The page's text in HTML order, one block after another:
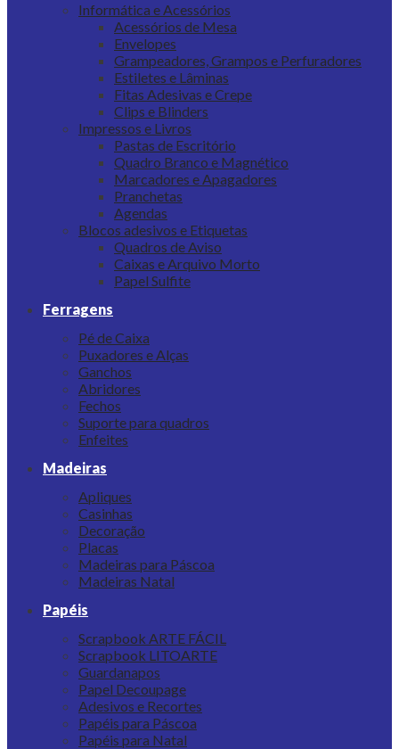
Informática e Acessórios
Acessórios de Mesa
Envelopes
Grampeadores, Grampos e Perfuradores
Estiletes e Lâminas
Fitas Adesivas e Crepe
Clips e Blinders
Impressos e Livros
Pastas de Escritório
Quadro Branco e Magnético
Marcadores e Apagadores
Pranchetas
Agendas
Blocos adesivos e Etiquetas
Quadros de Aviso
Caixas e Arquivo Morto
Papel Sulfite
Ferragens
Pé de Caixa
Puxadores e Alças
Ganchos
Abridores
Fechos
Suporte para quadros
Enfeites
Madeiras
Apliques
Casinhas
Decoração
Placas
Madeiras para Páscoa
Madeiras Natal
Papéis
Scrapbook ARTE FÁCIL
Scrapbook LITOARTE
Guardanapos
Papel Decoupage
Adesivos e Recortes
Papéis para Páscoa
Papéis para Natal